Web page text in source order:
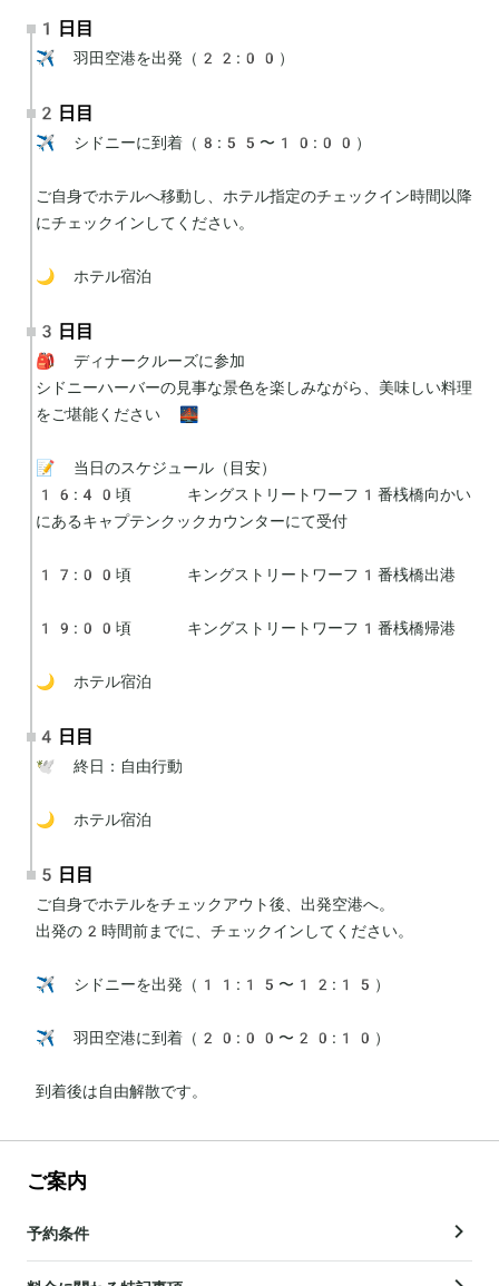
1日目
✈️ 羽田空港を出発（22:00）
2日目
✈️ シドニーに到着（8:55〜10:00）
ご自身でホテルへ移動し、ホテル指定のチェックイン時間以降
にチェックインしてください。
🌙 ホテル宿泊
3日目
🎒 ディナークルーズに参加
シドニーハーバーの見事な景色を楽しみながら、美味しい料理
をご堪能ください 🌉
📝 当日のスケジュール（目安）
16:40頃	キングストリートワーフ1番桟橋向かい
にあるキャプテンクックカウンターにて受付
17:00頃	キングストリートワーフ1番桟橋出港
19:00頃	キングストリートワーフ1番桟橋帰港
🌙 ホテル宿泊
4日目
🕊 終日：自由行動
🌙 ホテル宿泊
5日目
ご自身でホテルをチェックアウト後、出発空港へ。
出発の2時間前までに、チェックインしてください。
✈️ シドニーを出発（11:15〜12:15）
✈️ 羽田空港に到着（20:00〜20:10）
到着後は自由解散です。
ご案内
予約条件